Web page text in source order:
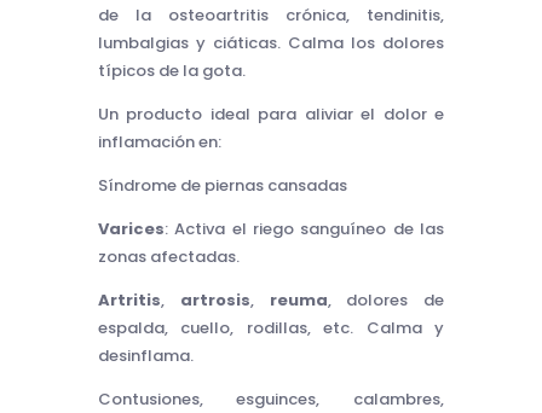
de la osteoartritis crónica, tendinitis,
lumbalgias y ciáticas. Calma los dolores
típicos de la gota.
Un producto ideal para aliviar el dolor e
inflamación en:
Síndrome de piernas cansadas
Varices: Activa el riego sanguíneo de las
zonas afectadas.
Artritis, artrosis, reuma, dolores de
espalda, cuello, rodillas, etc. Calma y
desinflama.
Contusiones, esguinces, calambres,